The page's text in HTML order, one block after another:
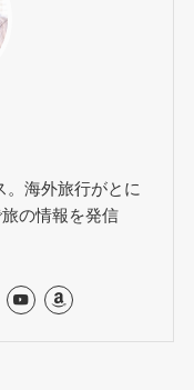
。海外旅行がとに
の情報を発信